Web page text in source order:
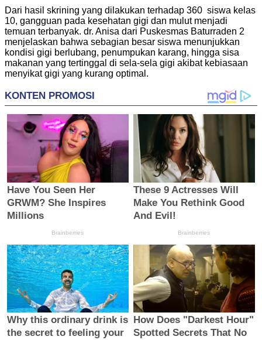
Dari hasil skrining yang dilakukan terhadap 360 siswa kelas
10, gangguan pada kesehatan gigi dan mulut menjadi
temuan terbanyak. dr. Anisa dari Puskesmas Baturraden 2
menjelaskan bahwa sebagian besar siswa menunjukkan
kondisi gigi berlubang, penumpukan karang, hingga sisa
makanan yang tertinggal di sela-sela gigi akibat kebiasaan
menyikat gigi yang kurang optimal.